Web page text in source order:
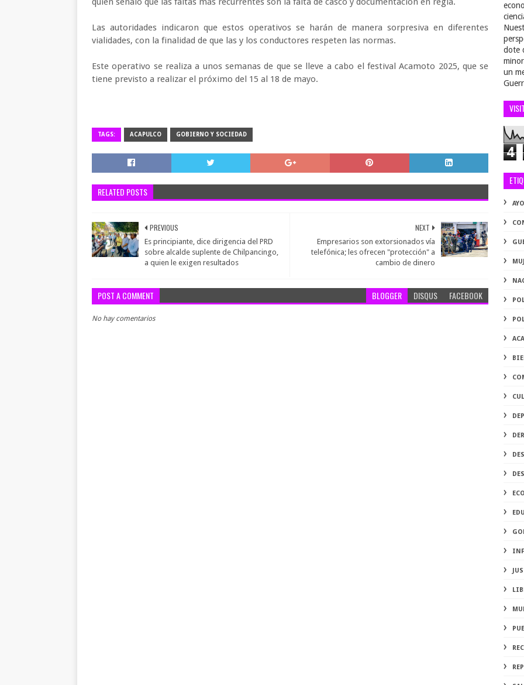
Las autoridades indicaron que estos operativos se harán de manera sorpresiva en diferentes
vialidades, con la finalidad de que las y los conductores respeten las normas.
Este operativo se realiza a unos semanas de que se lleve a cabo el festival Acamoto 2025, que se
tiene previsto a realizar el próximo del 15 al 18 de mayo.
TAGS: ACAPULCO GOBIERNO Y SOCIEDAD
RELATED POSTS
NEXT
Empresarios son extorsionados vía
telefónica; les ofrecen "protección" a
cambio de dinero
PREVIOUS
Es principiante, dice dirigencia del PRD
sobre alcalde suplente de Chilpancingo,
a quien le exigen resultados
POST A COMMENT BLOGGER DISQUS FACEBOOK
No hay comentarios
dote
un
4